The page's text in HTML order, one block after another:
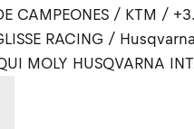
CAMPEONES / KTM /
RACING /
MOLY HUSQVARNA